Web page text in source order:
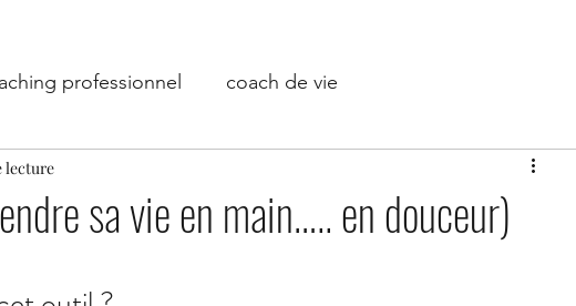
professionnel coach de vie
coach pnl coach confiance en soi
sa vie en main….. en douceur)
lecture